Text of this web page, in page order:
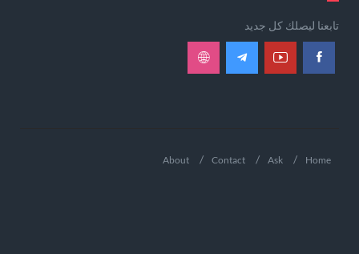
تابعنا ليصلك كل جديد
Home
Ask
Contact
About